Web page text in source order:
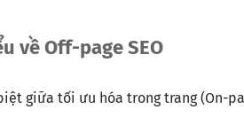
về Off-page SEO
giữa tối ưu hóa trong trang (On-